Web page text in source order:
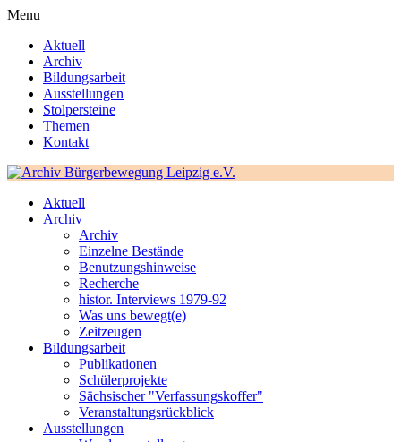
Menu
Aktuell
Archiv
Bildungsarbeit
Ausstellungen
Stolpersteine
Themen
Kontakt
Aktuell
Archiv
Archiv
Einzelne Bestände
Benutzungshinweise
Recherche
histor. Interviews 1979-92
Was uns bewegt(e)
Zeitzeugen
Bildungsarbeit
Publikationen
Schülerprojekte
Sächsischer "Verfassungskoffer"
Veranstaltungsrückblick
Ausstellungen